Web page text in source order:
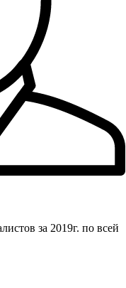
за 2019г. по всей